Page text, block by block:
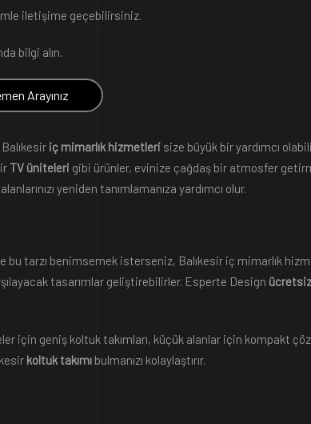
iletişime geçebilirsiniz.
bilgi alın.
Arayınız
iç mimarlık hizmetleri size büyük bir yardımcı
TV üniteleri gibi ürünler, evinize çağdaş bir atmosfer
yeniden tanımlamanıza yardımcı olur.
bu tarzı benimsemek isterseniz, Balıkesir iç mimarlık
tasarımlar geliştirebilirler. Esperte Design
için geniş koltuk takımları, küçük alanlar için kompakt
koltuk takımı bulmanızı kolaylaştırır.